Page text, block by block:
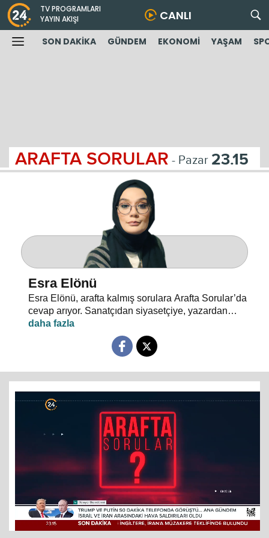
TV PROGRAMLARI
YAYIN AKIŞI
CANLI
SON DAKİKA GÜNDEM EKONOMİ YAŞAM
ARAFTA SORULAR - Pazar 23.15
Esra Elönü
Esra Elönü, arafta kalmış sorulara Arafta Sorular’da
cevap arıyor. Sanatçıdan siyasetçiye, yazardan
oyuncuya herkes kendi arafını bu programda anlatıyor.
Hayata, insana, gündem ve siyasete dair her şeyin
konuşulduğu, akıllara takılan, cevabı bulunamayan
konuklarına arafını sorgulatıyor.